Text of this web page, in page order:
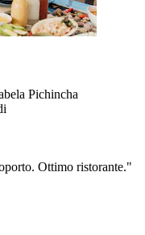
Pichincha
Ottimo ristorante."